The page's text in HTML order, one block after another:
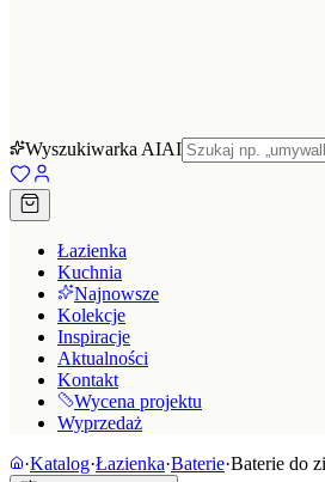
Wyszukiwarka AIAI
Łazienka
Kuchnia
Najnowsze
Kolekcje
Inspiracje
Aktualności
Kontakt
Wycena projektu
Wyprzedaż
·Katalog·Łazienka·Baterie·Baterie do